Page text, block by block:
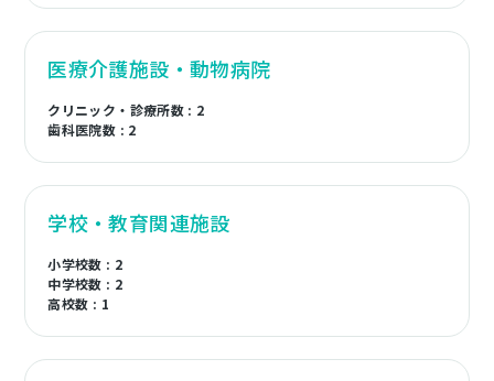
医療介護施設・動物病院
クリニック・診療所数 : 2
歯科医院数 : 2
学校・教育関連施設
小学校数 : 2
中学校数 : 2
高校数 : 1